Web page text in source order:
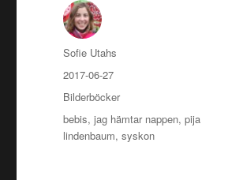
Författare
Sofie Utahs
Publicerat
den
2017-06-27
Kategorier
Bilderböcker
Etiketter
bebis,jag hämtar nappen,pija
lindenbaum,syskon